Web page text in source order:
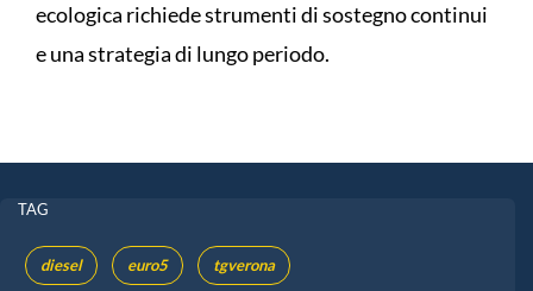
ecologica richiede strumenti di sostegno continui
e una strategia di lungo periodo.
TAG
diesel euro5 tgverona